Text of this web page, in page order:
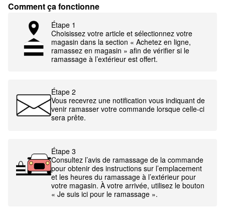
Comment ça fonctionne
Étape 1
Choisissez votre article et sélectionnez votre
magasin dans la section « Achetez en ligne,
ramassez en magasin » afin de vérifier si le
ramassage à l’extérieur est offert.
Étape 2
Vous recevrez une notification vous indiquant de
venir ramasser votre commande lorsque celle-ci
sera prête.
Étape 3
Consultez l’avis de ramassage de la commande
pour obtenir des instructions sur l’emplacement
et les heures du ramassage à l’extérieur pour
votre magasin. À votre arrivée, utilisez le bouton
« Je suis ici pour le ramassage ».